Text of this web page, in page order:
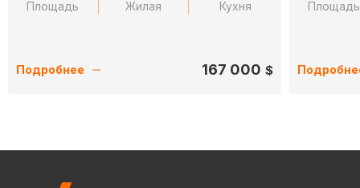
Площадь Жилая Кухня
Подробнее 167 000 $
Площадь